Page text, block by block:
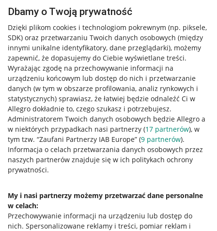
Dbamy o Twoją prywatność
Dzięki plikom cookies i technologiom pokrewnym (np. piksele,
SDK) oraz przetwarzaniu Twoich danych osobowych (między
innymi unikalne identyfikatory, dane przeglądarki), możemy
zapewnić, że dopasujemy do Ciebie wyświetlane treści.
Wyrażając zgodę na przechowywanie informacji na
urządzeniu końcowym lub dostęp do nich i przetwarzanie
danych (w tym w obszarze profilowania, analiz rynkowych i
statystycznych) sprawiasz, że łatwiej będzie odnaleźć Ci w
Allegro dokładnie to, czego szukasz i potrzebujesz.
Administratorem Twoich danych osobowych będzie Allegro a
w niektórych przypadkach nasi partnerzy (17 partnerów), w
tym tzw. “Zaufani Partnerzy IAB Europe” (9 partnerów).
Informacja o celach przetwarzania danych osobowych przez
naszych partnerów znajduje się w ich politykach ochrony
prywatności.
My i nasi partnerzy możemy przetwarzać dane personalne
w celach:
Przechowywanie informacji na urządzeniu lub dostęp do
nich. Spersonalizowane reklamy i treści, pomiar reklam i
Przydatne informacje
Jak to działa
Allegro Gadane dla sprzedających
Allegro Gadane dla kupujących